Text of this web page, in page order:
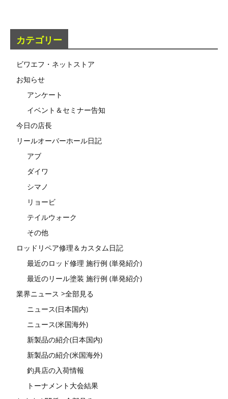
カテゴリー
ビワエフ・ネットストア
お知らせ
アンケート
イベント＆セミナー告知
今日の店長
リールオーバーホール日記
アブ
ダイワ
シマノ
リョービ
テイルウォーク
その他
ロッドリペア修理＆カスタム日記
最近のロッド修理 施行例 (単発紹介)
最近のリール塗装 施行例 (単発紹介)
業界ニュース >全部見る
ニュース(日本国内)
ニュース(米国海外)
新製品の紹介(日本国内)
新製品の紹介(米国海外)
釣具店の入荷情報
トーナメント大会結果